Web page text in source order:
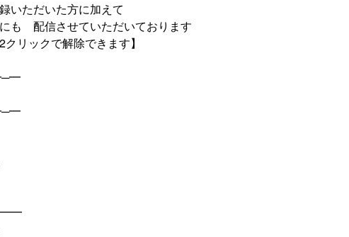
いただいた方に加えて
も 配信させていただいております
リックで解除できます】